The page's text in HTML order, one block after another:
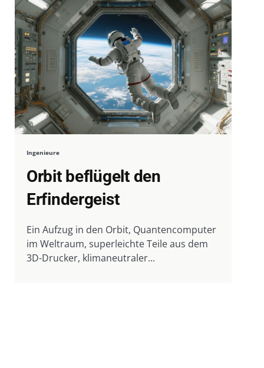
Ingenieure
Orbit beflügelt den
Erfindergeist
Ein Aufzug in den Orbit, Quantencomputer
im Weltraum, superleichte Teile aus dem
3D-Drucker, klimaneutraler...